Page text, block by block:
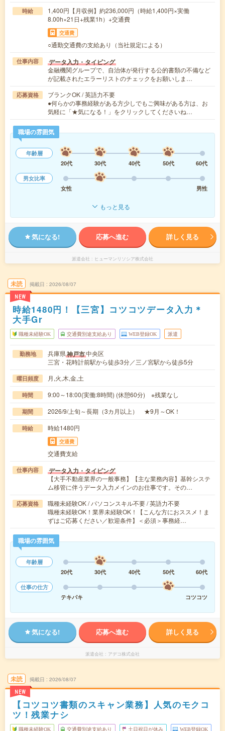
時給
1,400円【月収例】約236,000円（時給1,400円×実働
8.00h×21日+残業1h）+交通費
交通費
○通勤交通費の支給あり（当社規定による）
仕事内容 データ入力・タイピング
金融機関グループで、自治体が発行する公的書類の不備など
が記載されたエラーリストのチェックをお願いしま…
応募資格
ブランクOK / 英語力不要
●何らかの事務経験がある方少しでもご興味がある方は、お
気軽に「★気になる！」をクリックしてくださいね…
職場の雰囲気
年齢層
20代
30代 40代 50代
60代
男女比率
女性
男性
もっと見る
気になる! 応募へ進む 詳しく見る
派遣会社 ヒューマンリソシア株式会社
未読
NEW
掲載日 2026/08/07
時給1480円！【三宮】コツコツデータ入力＊
大手Gr
職種未経験OK 交通費別途支給あり WEB登録OK 派遣
勤務地 兵庫県神戸市中央区
三宮・花時計前駅から徒歩3分／三ノ宮駅から徒歩5分
曜日頻度 月,火,木,金,土
時間 9:00～18:00(実働:8時間) (休憩60分) ※残業なし
期間 2026/9/上旬～長期（3カ月以上） ★9月～OK！
時給 時給1480円
交通費
交通費支給
仕事内容 データ入力・タイピング
【大手不動産業界の一般事務】【主な業務内容】基幹システ
ム移管に伴うデータ入力メインのお仕事です。その…
応募資格
職種未経験OK / パソコンスキル不要 / 英語力不要
職種未経験OK！業界未経験OK！【こんな方におススメ！ま
ずはご応募ください／歓迎条件】＜必須＞事務経…
職場の雰囲気
年齢層
20代
30代 40代 50代
60代
仕事の仕方
テキパキ
コツコツ
気になる! 応募へ進む 詳しく見る
派遣会社 アデコ株式会社
未読
NEW
掲載日 2026/08/07
【コツコツ書類のスキャン業務】人気のモクコ
ツ！残業ナシ
職種未経験OK 交通費別途支給あり 土日祝日が休み WEB登録OK